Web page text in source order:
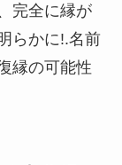
完全に縁が
らかに!.名前
縁の可能性